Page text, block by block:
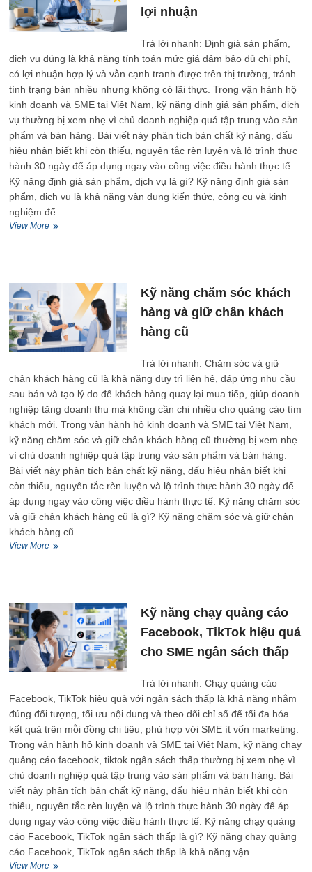
hàng
và
tăng
lệ
quay
lại
lợi nhuận
Trả lời nhanh: Định giá sản phẩm,
dịch vụ đúng là khả năng tính toán mức giá đảm bảo đủ chi phí,
có lợi nhuận hợp lý và vẫn cạnh tranh được trên thị trường, tránh
tình trạng bán nhiều nhưng không có lãi thực. Trong vận hành hộ
kinh doanh và SME tại Việt Nam, kỹ năng định giá sản phẩm, dịch
vụ thường bị xem nhẹ vì chủ doanh nghiệp quá tập trung vào sản
phẩm và bán hàng. Bài viết này phân tích bản chất kỹ năng, dấu
hiệu nhận biết khi còn thiếu, nguyên tắc rèn luyện và lộ trình thực
hành 30 ngày để áp dụng ngay vào công việc điều hành thực tế.
Kỹ năng định giá sản phẩm, dịch vụ là gì? Kỹ năng định giá sản
phẩm, dịch vụ là khả năng vận dụng kiến thức, công cụ và kinh
nghiệm để…
View MoreKỹ
dịch
vụ
đúng
và
có
nhuận
Kỹ năng chăm sóc khách
hàng và giữ chân khách
hàng cũ
Trả lời nhanh: Chăm sóc và giữ
chân khách hàng cũ là khả năng duy trì liên hệ, đáp ứng nhu cầu
sau bán và tạo lý do để khách hàng quay lại mua tiếp, giúp doanh
nghiệp tăng doanh thu mà không cần chi nhiều cho quảng cáo tìm
khách mới. Trong vận hành hộ kinh doanh và SME tại Việt Nam,
kỹ năng chăm sóc và giữ chân khách hàng cũ thường bị xem nhẹ
vì chủ doanh nghiệp quá tập trung vào sản phẩm và bán hàng.
Bài viết này phân tích bản chất kỹ năng, dấu hiệu nhận biết khi
còn thiếu, nguyên tắc rèn luyện và lộ trình thực hành 30 ngày để
áp dụng ngay vào công việc điều hành thực tế. Kỹ năng chăm sóc
và giữ chân khách hàng cũ là gì? Kỹ năng chăm sóc và giữ chân
khách hàng cũ…
View MoreKỹ
và
giữ
chân
khách
hàng
Kỹ năng chạy quảng cáo
Facebook, TikTok hiệu quả
cho SME ngân sách thấp
Trả lời nhanh: Chạy quảng cáo
Facebook, TikTok hiệu quả với ngân sách thấp là khả năng nhắm
đúng đối tượng, tối ưu nội dung và theo dõi chỉ số để tối đa hóa
kết quả trên mỗi đồng chi tiêu, phù hợp với SME ít vốn marketing.
Trong vận hành hộ kinh doanh và SME tại Việt Nam, kỹ năng chạy
quảng cáo facebook, tiktok ngân sách thấp thường bị xem nhẹ vì
chủ doanh nghiệp quá tập trung vào sản phẩm và bán hàng. Bài
viết này phân tích bản chất kỹ năng, dấu hiệu nhận biết khi còn
thiếu, nguyên tắc rèn luyện và lộ trình thực hành 30 ngày để áp
dụng ngay vào công việc điều hành thực tế. Kỹ năng chạy quảng
cáo Facebook, TikTok ngân sách thấp là gì? Kỹ năng chạy quảng
cáo Facebook, TikTok ngân sách thấp là khả năng vận…
View MoreKỹ